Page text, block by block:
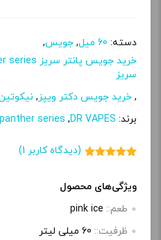
دسته: 60 میل , جویس,
سریز
, خرید جویس دکتر ویپز , نیکوتین
برند: DR VAPES
,
series
مشتری
(دیدگاه کاربر 1
)
ویژگی‌های محصول
طعم:: pink ice
ظرفیت:: 60 میلی‌ لیتر